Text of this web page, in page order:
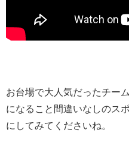
お台場で大人気だったチー
になること間違いなしのス
にしてみてくださいね。